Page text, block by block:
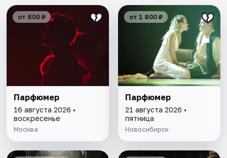
от 800 ₽
Парфюмер
16 августа 2026 •
воскресенье
Москва
от 1 800 ₽
Парфюмер
21 августа 2026 •
пятница
Новосибирск